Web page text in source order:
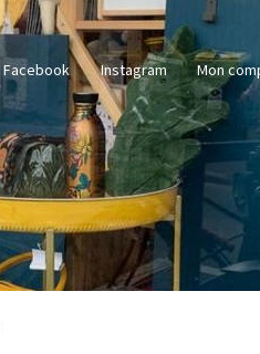
Facebook Instagram Mon